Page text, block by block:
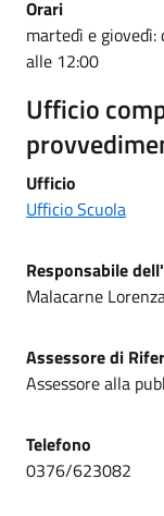
Orari
martedì e
alle 12:00
Ufficio
Ufficio
Ufficio Scuola
Responsabile
Malacarne
Assessore di
Assessore alla
Telefono
0376/623082